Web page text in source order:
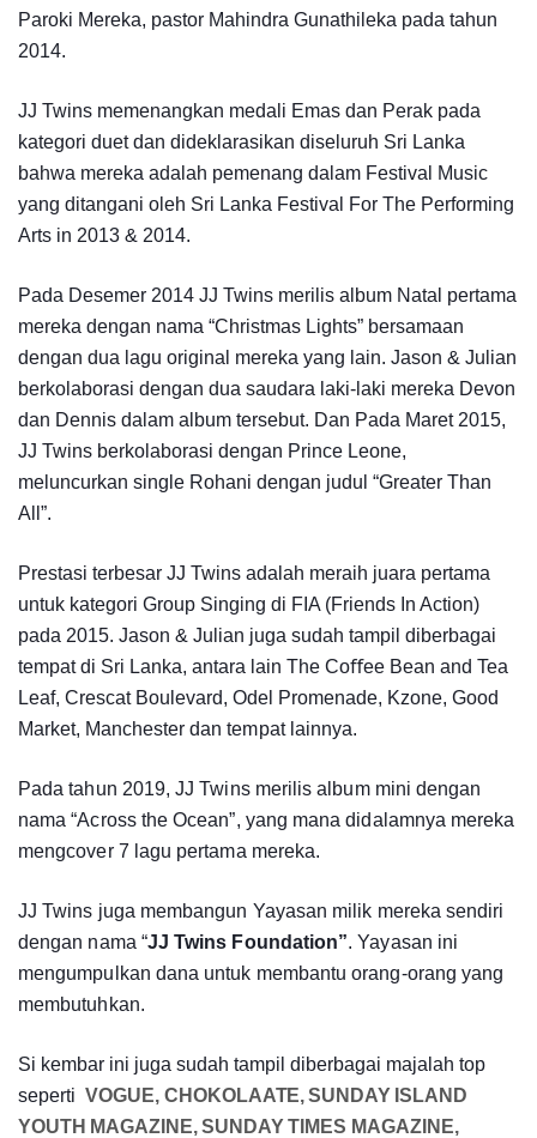
Paroki Mereka, pastor Mahindra Gunathileka pada tahun
2014.
JJ Twins memenangkan medali Emas dan Perak pada
kategori duet dan dideklarasikan diseluruh Sri Lanka
bahwa mereka adalah pemenang dalam Festival Music
yang ditangani oleh Sri Lanka Festival For The Performing
Arts in 2013 & 2014.
Pada Desemer 2014 JJ Twins merilis album Natal pertama
mereka dengan nama “Christmas Lights” bersamaan
dengan dua lagu original mereka yang lain. Jason & Julian
berkolaborasi dengan dua saudara laki-laki mereka Devon
dan Dennis dalam album tersebut. Dan Pada Maret 2015,
JJ Twins berkolaborasi dengan Prince Leone,
meluncurkan single Rohani dengan judul “Greater Than
All”.
Prestasi terbesar JJ Twins adalah meraih juara pertama
untuk kategori Group Singing di FIA (Friends In Action)
pada 2015. Jason & Julian juga sudah tampil diberbagai
tempat di Sri Lanka, antara lain The Coﬀee Bean and Tea
Leaf, Crescat Boulevard, Odel Promenade, Kzone, Good
Market, Manchester dan tempat lainnya.
Pada tahun 2019, JJ Twins merilis album mini dengan
nama “Across the Ocean”, yang mana didalamnya mereka
mengcover 7 lagu pertama mereka.
JJ Twins juga membangun Yayasan milik mereka sendiri
dengan nama “JJ Twins Foundation”. Yayasan ini
mengumpulkan dana untuk membantu orang-orang yang
membutuhkan.
Si kembar ini juga sudah tampil diberbagai majalah top
seperti VOGUE, CHOKOLAATE,SUNDAY ISLAND
YOUTH MAGAZINE,SUNDAY TIMES MAGAZINE,